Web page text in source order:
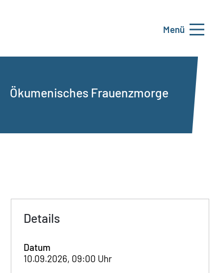
Menü
Ökumenisches Frauenzmorge
Details
Datum
10.09.2026, 09:00 Uhr